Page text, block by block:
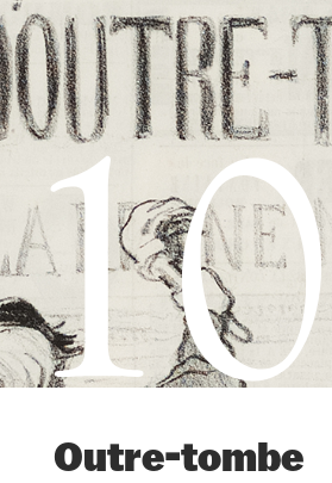
10
Outre-tombe